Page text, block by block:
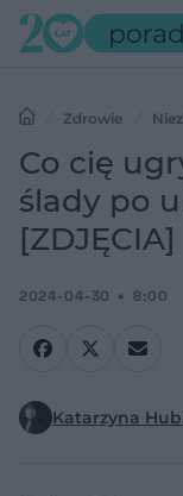
Zdrowie
rozpoznać ślady po
Co cię
ślady po
[ZDJĘCIA]
2024-04-30 8:00
Katarzyna